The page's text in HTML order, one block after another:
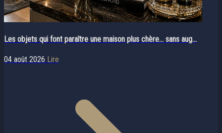
Les objets qui font paraître une maison plus chère… sans aug...
04 août 2026 Lire